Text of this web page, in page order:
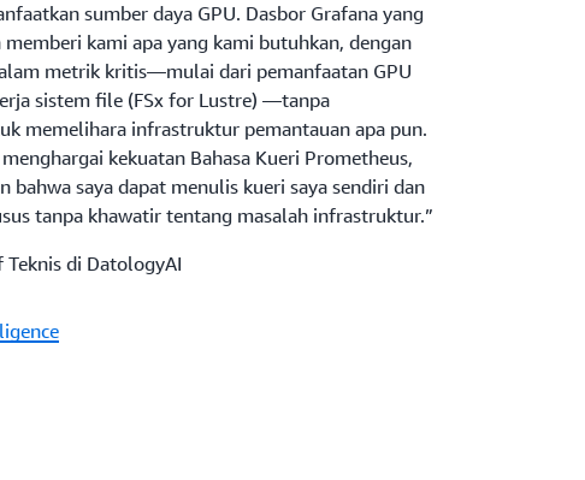
sumber daya GPU. Dasbor Grafana yang
kami apa yang kami butuhkan, dengan
metrik kritis—mulai dari pemanfaatan GPU
sistem file (FSx for Lustre) —tanpa
memelihara infrastruktur pemantauan apa pun.
kekuatan Bahasa Kueri Prometheus,
bahwa saya dapat menulis kueri saya sendiri dan
tanpa khawatir tentang masalah infrastruktur.”
di DatologyAI